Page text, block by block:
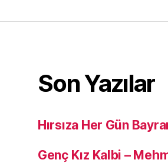
Son Yazılar
Hırsıza Her Gün
Genç Kız Kalbi –